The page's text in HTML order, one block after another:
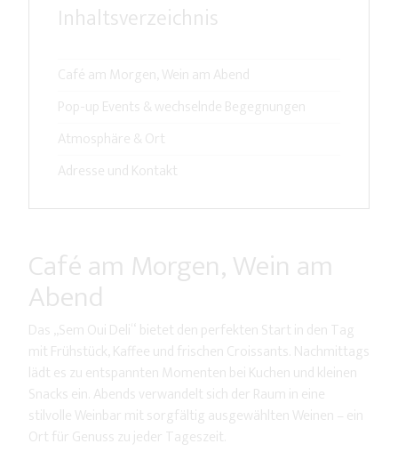
Inhaltsverzeichnis
Café am Morgen, Wein am Abend
Pop-up Events & wechselnde Begegnungen
Atmosphäre & Ort
Adresse und Kontakt
Café am Morgen, Wein am
Abend
Das „Sem Oui Deli“ bietet den perfekten Start in den Tag
mit Frühstück, Kaffee und frischen Croissants. Nachmittags
lädt es zu entspannten Momenten bei Kuchen und kleinen
Snacks ein. Abends verwandelt sich der Raum in eine
stilvolle Weinbar mit sorgfältig ausgewählten Weinen – ein
Ort für Genuss zu jeder Tageszeit.